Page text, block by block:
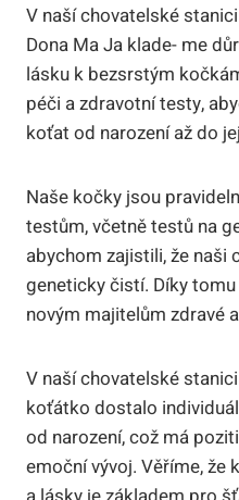
V naší chovatelské
Dona Ma Ja klade- ‍me
lásku k bezsrstým
péči a ⁣zdravotní testy,
koťat ⁣od narození ‌až⁣ do⁣
Naše kočky jsou
testům, včetně testů na
abychom zajistili, že naši
geneticky čistí. Díky
novým majitelům zdravé
V naší chovatelské
koťátko dostalo
od narození,⁤ což má
emoční⁤ vývoj. Věříme, že​